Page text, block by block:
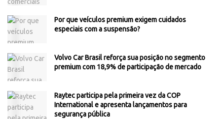
Por que veículos premium exigem cuidados
especiais com a suspensão?
Volvo Car Brasil reforça sua posição no segmento
premium com 18,9% de participação de mercado
Raytec participa pela primeira vez da COP
International e apresenta lançamentos para
segurança pública